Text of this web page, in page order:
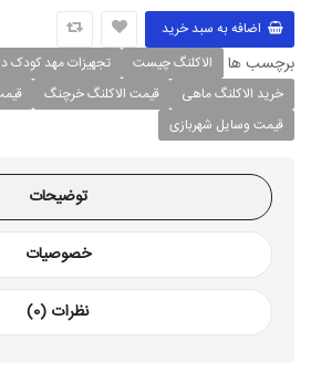
برچسب ها الاکلنگ چیست
تجهیزات مهد
خرید الاکلنگ ماهی
قیمت الاکلنگ خرچنگ
قیمت وسایل شهربازی
توضیحات
خصوصیات
نظرات (0)